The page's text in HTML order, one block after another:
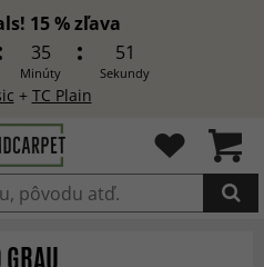
15 % zľava
35
Minúty
49
Sekundy
+ TC Plain
do košíka